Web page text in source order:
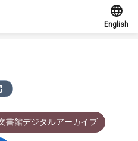
English
書館デジタルアーカイブ